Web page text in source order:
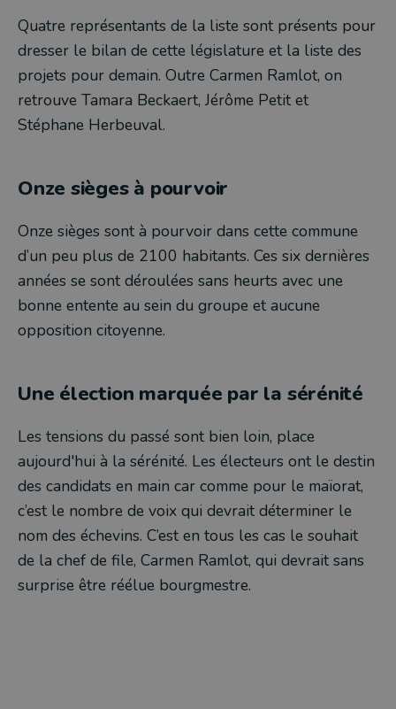
Quatre représentants de la liste sont présents pour
dresser le bilan de cette législature et la liste des
projets pour demain. Outre Carmen Ramlot, on
retrouve Tamara Beckaert, Jérôme Petit et
Stéphane Herbeuval.
Onze sièges à pourvoir
Onze sièges sont à pourvoir dans cette commune
d’un peu plus de 2100 habitants. Ces six dernières
années se sont déroulées sans heurts avec une
bonne entente au sein du groupe et aucune
opposition citoyenne.
Une élection marquée par la sérénité
Les tensions du passé sont bien loin, place
aujourd'hui à la sérénité. Les électeurs ont le destin
des candidats en main car comme pour le maïorat,
c’est le nombre de voix qui devrait déterminer le
nom des échevins. C’est en tous les cas le souhait
de la chef de file, Carmen Ramlot, qui devrait sans
surprise être réélue bourgmestre.